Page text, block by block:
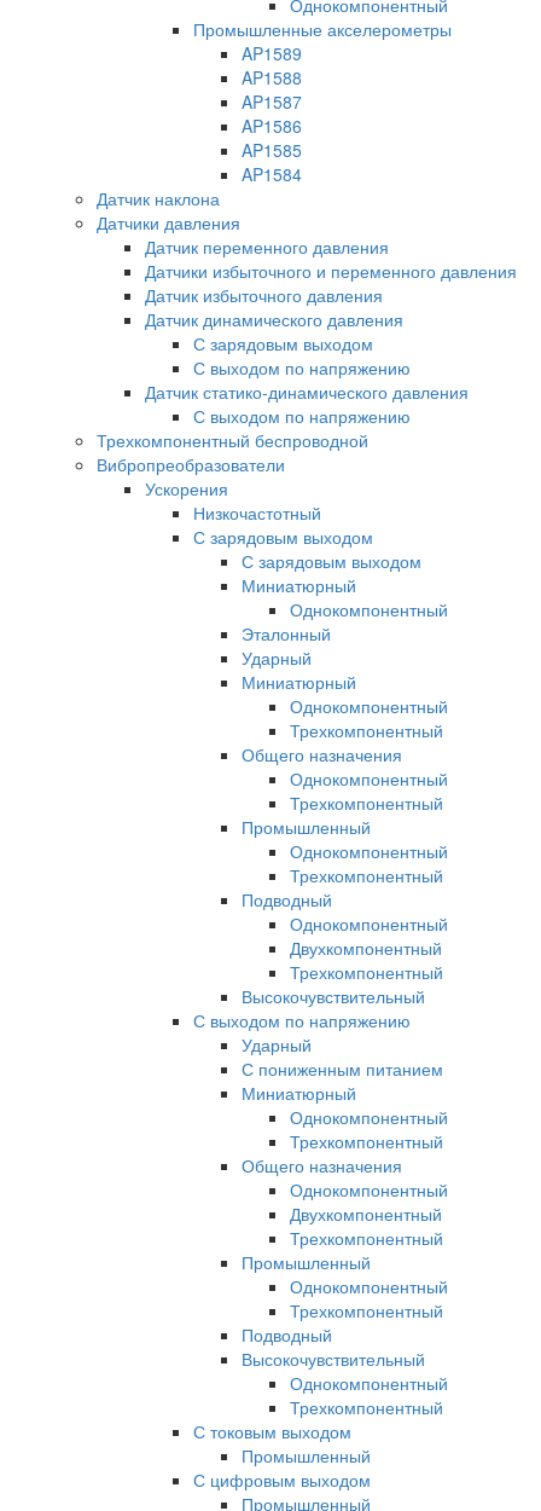
Промышленные акселерометры
AP1589
AP1588
AP1587
AP1586
AP1585
AP1584
Датчик наклона
Датчики давления
Датчик переменного давления
Датчики избыточного и переменного давления
Датчик избыточного давления
Датчик динамического давления
С зарядовым выходом
С выходом по напряжению
Датчик статико-динамического давления
С выходом по напряжению
Трехкомпонентный беспроводной
Вибропреобразователи
Ускорения
Низкочастотный
С зарядовым выходом
С зарядовым выходом
Миниатюрный
Однокомпонентный
Эталонный
Ударный
Миниатюрный
Однокомпонентный
Трехкомпонентный
Общего назначения
Однокомпонентный
Трехкомпонентный
Промышленный
Однокомпонентный
Трехкомпонентный
Подводный
Однокомпонентный
Двухкомпонентный
Трехкомпонентный
Высокочувствительный
С выходом по напряжению
Ударный
С пониженным питанием
Миниатюрный
Однокомпонентный
Трехкомпонентный
Общего назначения
Однокомпонентный
Двухкомпонентный
Трехкомпонентный
Промышленный
Однокомпонентный
Трехкомпонентный
Подводный
Высокочувствительный
Однокомпонентный
Трехкомпонентный
С токовым выходом
Промышленный
С цифровым выходом
Промышленный